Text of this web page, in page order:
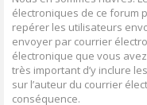
électroniques de ce forum
repérer les utilisateurs
envoyer par courrier
électronique que vous
très important d’y inclure
sur l’auteur du courrier
conséquence.